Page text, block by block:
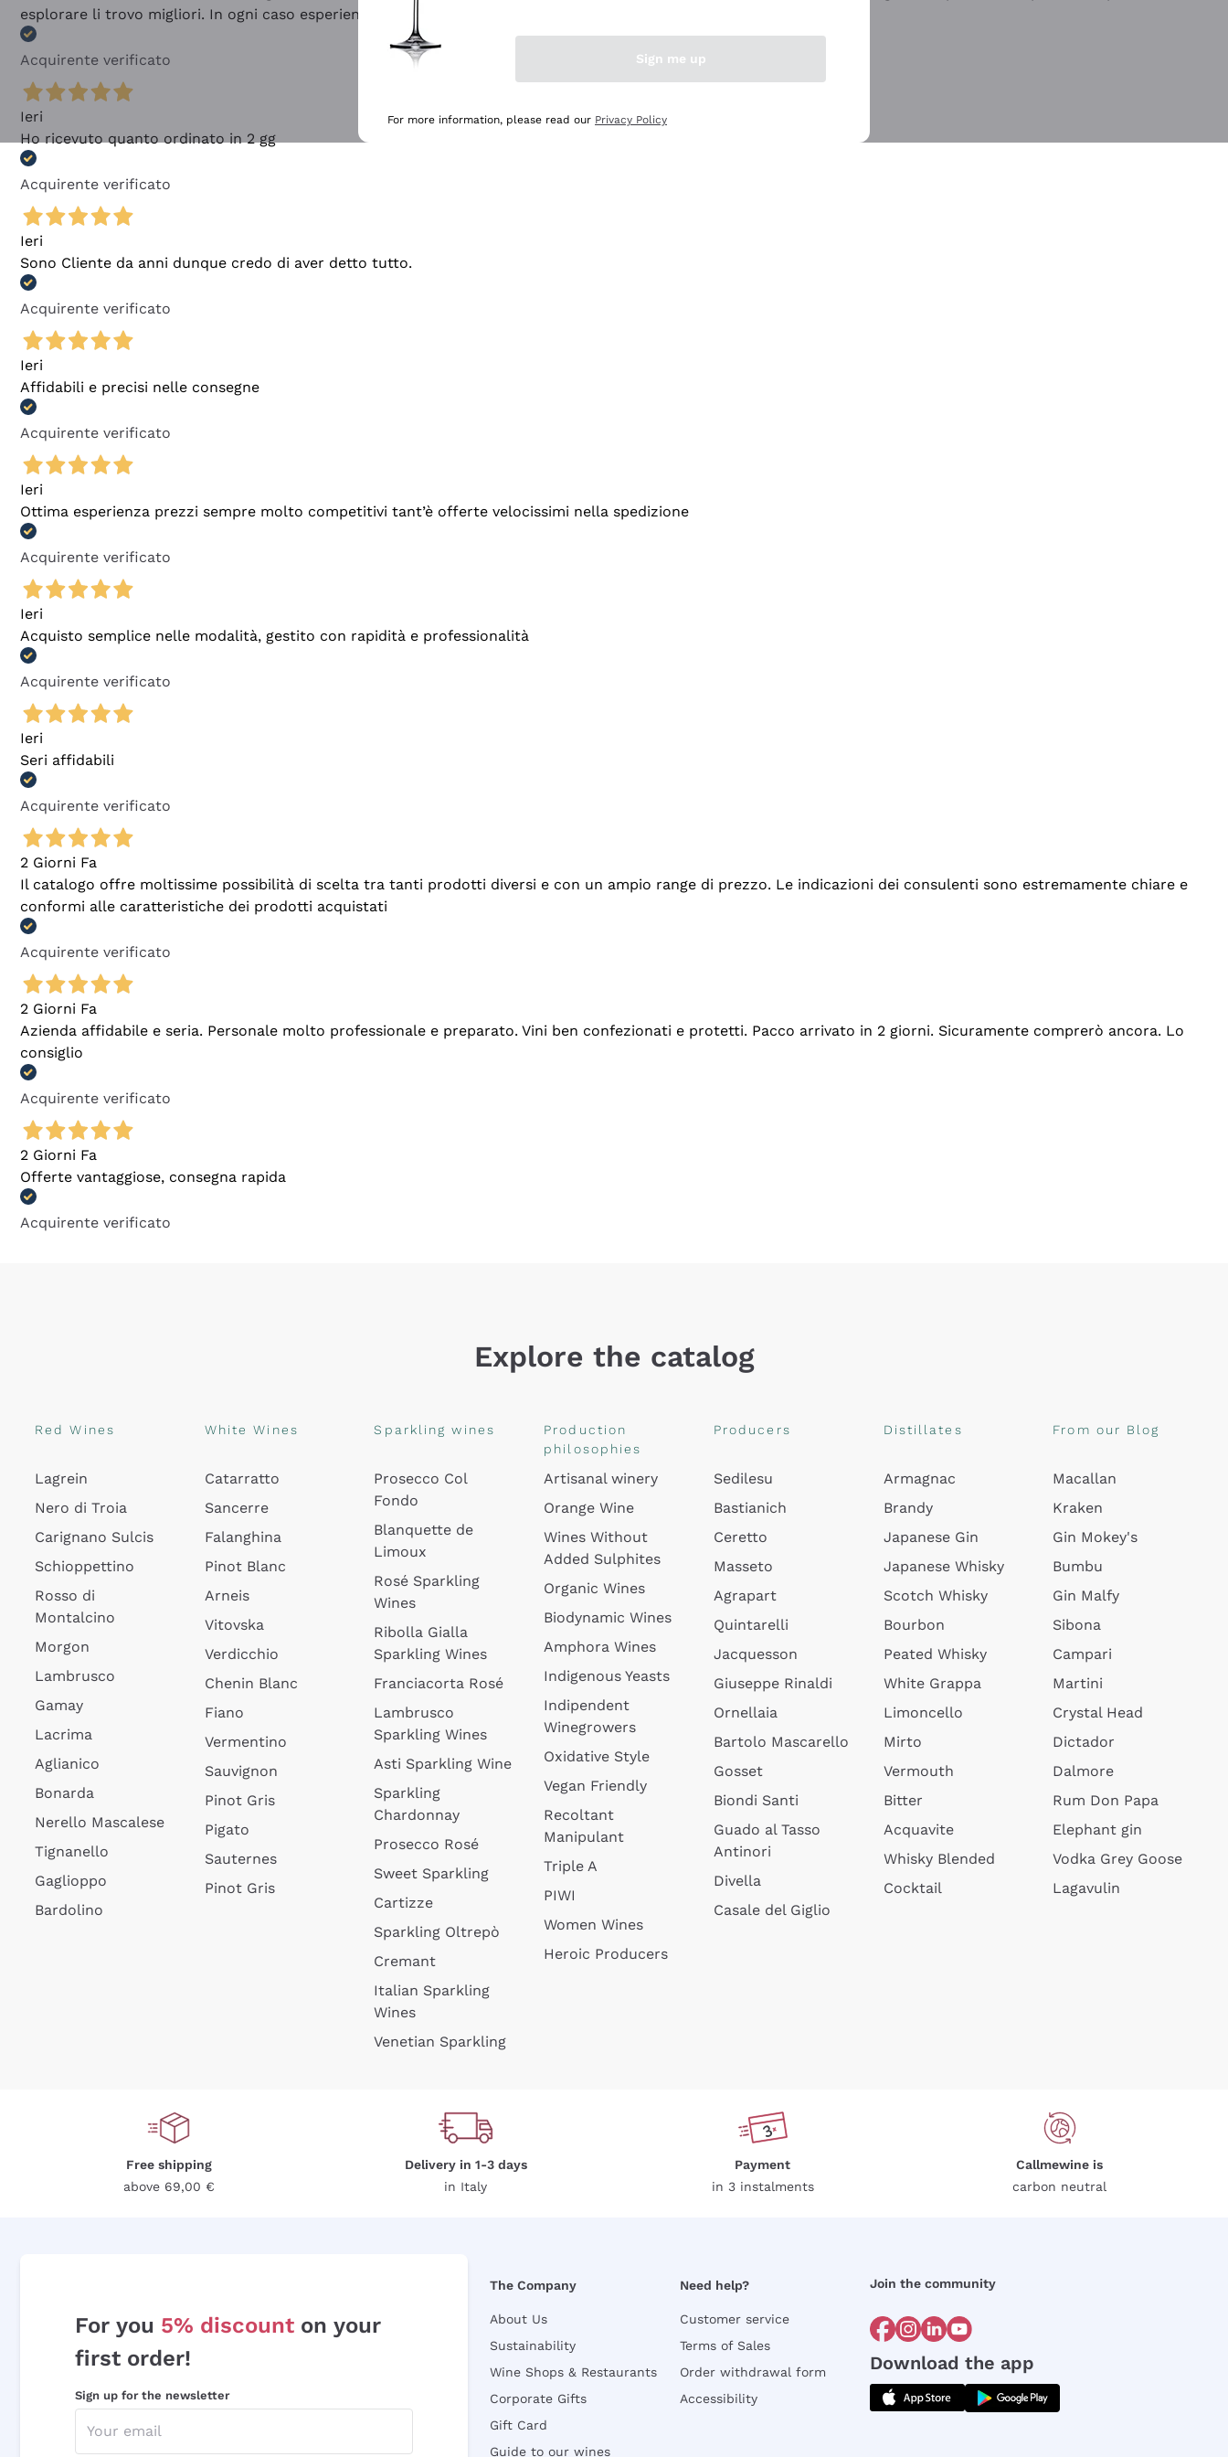
esplorare li trovo migliori. In ogni caso esperienza buona e lo consiglio! 👍
Acquirente verificato
Ieri
Ho ricevuto quanto ordinato in 2 gg
Acquirente verificato
Ieri
Sono Cliente da anni dunque credo di aver detto tutto.
Acquirente verificato
Ieri
Affidabili e precisi nelle consegne
Acquirente verificato
Ieri
Ottima esperienza prezzi sempre molto competitivi tant’è offerte velocissimi nella spedizione
Acquirente verificato
Ieri
Acquisto semplice nelle modalità, gestito con rapidità e professionalità
Acquirente verificato
Ieri
Seri affidabili
Acquirente verificato
2 Giorni Fa
Il catalogo offre moltissime possibilità di scelta tra tanti prodotti diversi e con un ampio range di prezzo. Le indicazioni dei consulenti sono estremamente chiare e
conformi alle caratteristiche dei prodotti acquistati
Acquirente verificato
2 Giorni Fa
Azienda affidabile e seria. Personale molto professionale e preparato. Vini ben confezionati e protetti. Pacco arrivato in 2 giorni. Sicuramente comprerò ancora. Lo
consiglio
Acquirente verificato
2 Giorni Fa
Offerte vantaggiose, consegna rapida
Acquirente verificato
Explore the catalog
Red Wines
Lagrein
Nero di Troia
Carignano Sulcis
Schioppettino
Rosso di
Montalcino
Morgon
Lambrusco
Gamay
Lacrima
Aglianico
Bonarda
Nerello Mascalese
Tignanello
Gaglioppo
Bardolino
White Wines
Catarratto
Sancerre
Falanghina
Pinot Blanc
Arneis
Vitovska
Verdicchio
Chenin Blanc
Fiano
Vermentino
Sauvignon
Pinot Gris
Pigato
Sauternes
Pinot Gris
Sparkling wines
Prosecco Col
Fondo
Blanquette de
Limoux
Rosé Sparkling
Wines
Ribolla Gialla
Sparkling Wines
Franciacorta Rosé
Lambrusco
Sparkling Wines
Asti Sparkling Wine
Sparkling
Chardonnay
Prosecco Rosé
Sweet Sparkling
Cartizze
Sparkling Oltrepò
Cremant
Italian Sparkling
Wines
Venetian Sparkling
Production
philosophies
Artisanal winery
Orange Wine
Wines Without
Added Sulphites
Organic Wines
Biodynamic Wines
Amphora Wines
Indigenous Yeasts
Indipendent
Winegrowers
Oxidative Style
Vegan Friendly
Recoltant
Manipulant
Triple A
PIWI
Women Wines
Heroic Producers
Producers
Sedilesu
Bastianich
Ceretto
Masseto
Agrapart
Quintarelli
Jacquesson
Giuseppe Rinaldi
Ornellaia
Bartolo Mascarello
Gosset
Biondi Santi
Guado al Tasso
Antinori
Divella
Casale del Giglio
Distillates
Armagnac
Brandy
Japanese Gin
Japanese Whisky
Scotch Whisky
Bourbon
Peated Whisky
White Grappa
Limoncello
Mirto
Vermouth
Bitter
Acquavite
Whisky Blended
Cocktail
From our Blog
Macallan
Kraken
Gin Mokey's
Bumbu
Gin Malfy
Sibona
Campari
Martini
Crystal Head
Dictador
Dalmore
Rum Don Papa
Elephant gin
Vodka Grey Goose
Lagavulin
Free shipping
above 69,00 €
Delivery in 1-3 days
in Italy
Payment
in 3 instalments
Callmewine is
carbon neutral
For you 5% discount on your
first order!
Sign up for the newsletter
The Company
About Us
Sustainability
Wine Shops & Restaurants
Corporate Gifts
Gift Card
Guide to our wines
Need help?
Customer service
Terms of Sales
Order withdrawal form
Accessibility
Join the community
Download the app
Sign me up
For more information, please read our Privacy Policy